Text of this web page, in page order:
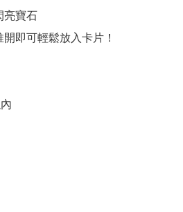
亮寶石
即可輕鬆放入卡片！